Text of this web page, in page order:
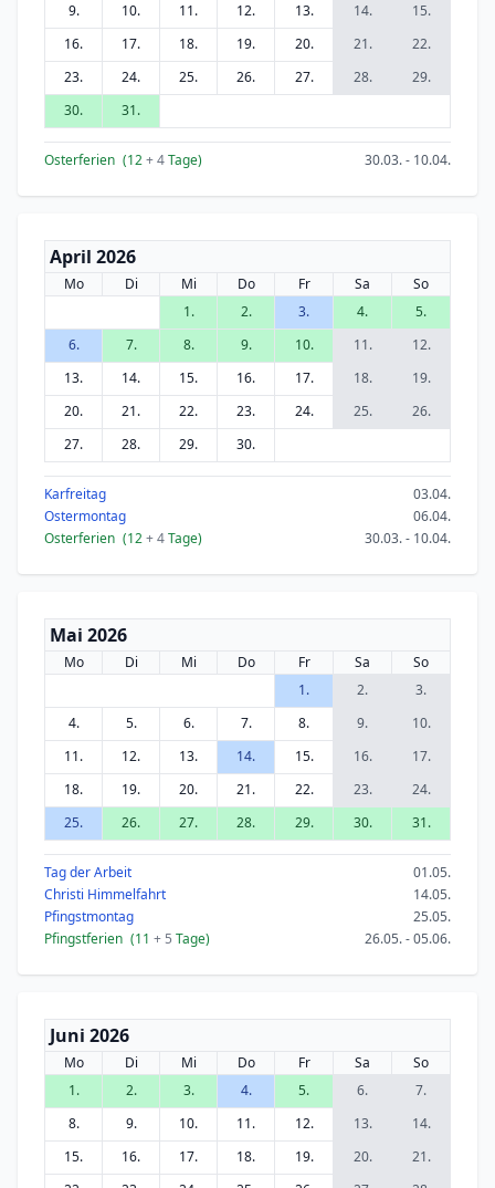
9.
10. 11. 12. 13. 14.
15.
16.
17. 18. 19. 20. 21.
22.
23.
24. 25. 26. 27. 28.
29.
30.
31.
Osterferien (12+ 4Tage) 30.03. - 10.04.
April 2026
Mo Di Mi Do Fr Sa
So
1.
2. 3. 4.
5.
6.
7. 8. 9. 10. 11.
12.
13.
14. 15. 16. 17. 18.
19.
20.
21. 22. 23. 24. 25.
26.
27.
28. 29. 30.
Karfreitag
03.04.
Ostermontag
06.04.
Osterferien (12+ 4Tage) 30.03. - 10.04.
Mai 2026
Mo Di Mi Do Fr Sa
So
1.
2.
3.
4.
5. 6. 7. 8. 9.
10.
11.
12. 13. 14. 15. 16.
17.
18.
19. 20. 21. 22. 23.
24.
25.
26. 27. 28. 29. 30. 31.
Tag der Arbeit
01.05.
Christi Himmelfahrt
14.05.
Pfingstmontag
25.05.
Pfingstferien (11 + 5 Tage) 26.05. - 05.06.
Juni 2026
Mo Di Mi Do Fr Sa
So
1.
2. 3. 4. 5. 6.
7.
8.
9. 10. 11. 12. 13.
14.
15.
16. 17. 18. 19. 20.
21.